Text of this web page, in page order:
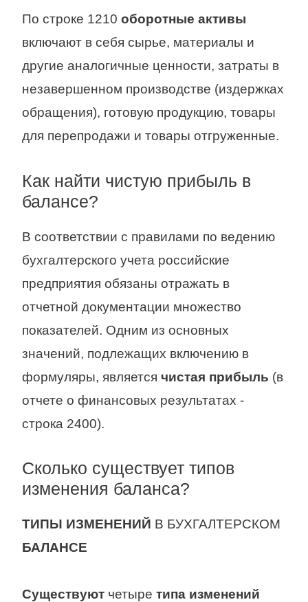
По строке 1210 оборотные активы
включают в себя сырье, материалы и
другие аналогичные ценности, затраты в
незавершенном производстве (издержках
обращения), готовую продукцию, товары
для перепродажи и товары отгруженные.
Как найти чистую прибыль в
балансе?
В соответствии с правилами по ведению
бухгалтерского учета российские
предприятия обязаны отражать в
отчетной документации множество
показателей. Одним из основных
значений, подлежащих включению в
формуляры, является чистая прибыль (в
отчете о финансовых результатах -
строка 2400).
Сколько существует типов
изменения баланса?
ТИПЫ ИЗМЕНЕНИЙ В БУХГАЛТЕРСКОМ
БАЛАНСЕ
Существуют четыре типа изменений